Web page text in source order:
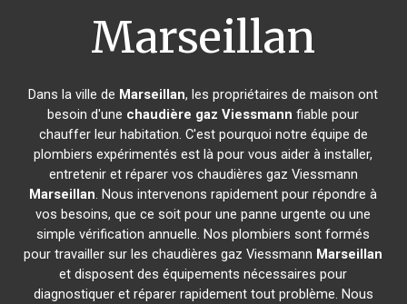
Marseillan
Dans la ville de Marseillan, les propriétaires de maison ont
besoin d'une chaudière gaz Viessmann fiable pour
chauffer leur habitation. C'est pourquoi notre équipe de
plombiers expérimentés est là pour vous aider à installer,
entretenir et réparer vos chaudières gaz Viessmann
Marseillan. Nous intervenons rapidement pour répondre à
vos besoins, que ce soit pour une panne urgente ou une
simple vérification annuelle. Nos plombiers sont formés
pour travailler sur les chaudières gaz Viessmann Marseillan
et disposent des équipements nécessaires pour
diagnostiquer et réparer rapidement tout problème. Nous